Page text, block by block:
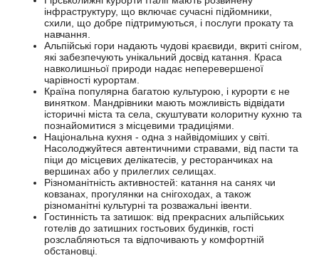
інфраструктуру, що включає сучасні підйомники,
схили, що добре підтримуються, і послуги прокату та
навчання.
Альпійські гори надають чудові краєвиди, вкриті снігом,
які забезпечують унікальний досвід катання. Краса
навколишньої природи надає неперевершеної
чарівності курортам.
Країна популярна багатою культурою, і курорти є не
винятком. Мандрівники мають можливість відвідати
історичні міста та села, скуштувати колоритну кухню та
познайомитися з місцевими традиціями.
Національна кухня - одна з найвідоміших у світі.
Насолоджуйтеся автентичними стравами, від пасти та
піци до місцевих делікатесів, у ресторанчиках на
вершинах або у прилеглих селищах.
Різноманітність активностей: катання на санях чи
ковзанах, прогулянки на снігоходах, а також
різноманітні культурні та розважальні івенти.
Гостинність та затишок: від прекрасних альпійських
готелів до затишних гостьових будинків, гості
розслабляються та відпочивають у комфортній
обстановці.